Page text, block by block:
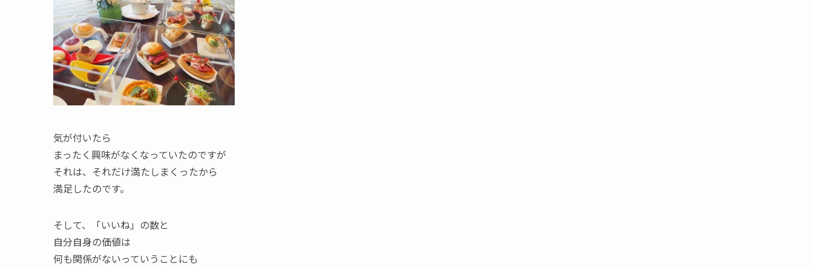
気が付いたら
まったく興味がなくなっていたのですが
それは、それだけ満たしまくったから
満足したのです。
そして、「いいね」の数と
自分自身の価値は
何も関係がないっていうことにも